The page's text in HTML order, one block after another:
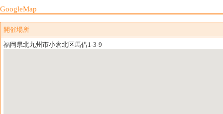
GoogleMap
開催場所
福岡県北九州市小倉北区馬借1-3-9